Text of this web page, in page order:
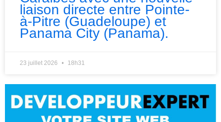
liaison directe entre Pointe-
à-Pitre (Guadeloupe) et
Panama City (Panama).
23 juillet 2026 18h31